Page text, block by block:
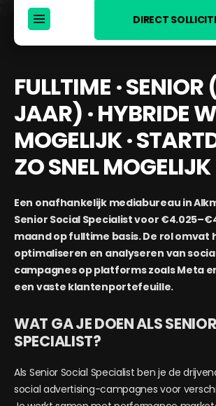
DIRECT
FULLTIME ·
JAAR) · HYBRIDE
MOGELIJK ·
ZO SNEL MOGELIJK
Een onafhankelijk mediabureau in
Senior Social Specialist voor
maand op fulltime basis. De rol omvat
optimaliseren en analyseren van
campagnes op platforms zoals Meta
een vaste klantenportefeuille.
WAT GA JE DOEN ALS
SPECIALIST?
Als Senior Social Specialist ben je de
social advertising-campagnes voor